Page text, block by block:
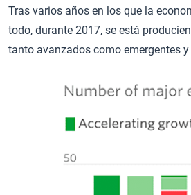
Tras varios años en los que la
todo, durante 2017, se está
tanto avanzados como emergentes